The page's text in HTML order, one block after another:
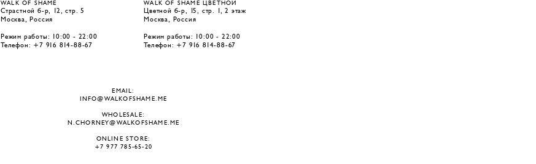
WALK OF SHAME
Страстной б-р, 12, стр. 5
Москва, Россия
Режим работы: 10:00 - 22:00
Телефон: +7 916 814-88-67
WALK OF SHAME ЦВЕТНОЙ
Цветной б-р, 15, стр. 1, 2 этаж
Москва, Россия
Режим работы: 10:00 - 22:00
Телефон: +7 916 814-88-67
EMAIL:
INFO@WALKOFSHAME.ME
WHOLESALE:
N.CHORNEY@WALKOFSHAME.ME
ONLINE STORE:
+7 977 785-65-20